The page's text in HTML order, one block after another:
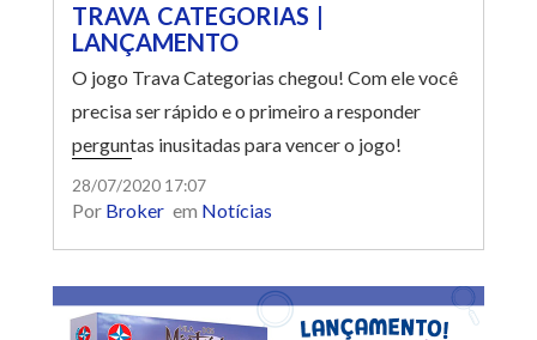
TRAVA CATEGORIAS |
LANÇAMENTO
O jogo Trava Categorias chegou! Com ele você
precisa ser rápido e o primeiro a responder
perguntas inusitadas para vencer o jogo!
28/07/2020 17:07
Por Broker em Notícias